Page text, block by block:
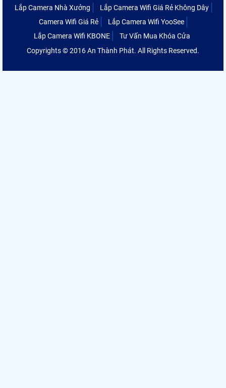
Lắp Camera Nhà Xưởng
Lắp Camera Wifi Giá Rẻ Không Dây
Camera Wifi Giá Rẻ
Lắp Camera Wifi YooSee
Lắp Camera Wifi KBONE
Tư Vấn Mua Khóa Cửa
Copyrights © 2016 An Thành Phát. All Rights Reserved.